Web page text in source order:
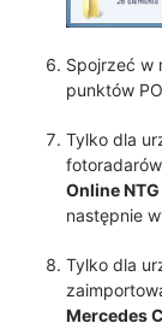
Spojrzeć w
punktów
Tylko dla
Online
następnie
Tylko dla
Mercedes